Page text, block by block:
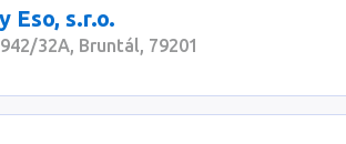
Eso, s.r.o.
32A, Bruntál, 79201